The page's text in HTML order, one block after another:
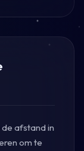
afstand in
om te